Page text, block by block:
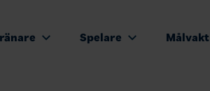
Spelare Målvakt